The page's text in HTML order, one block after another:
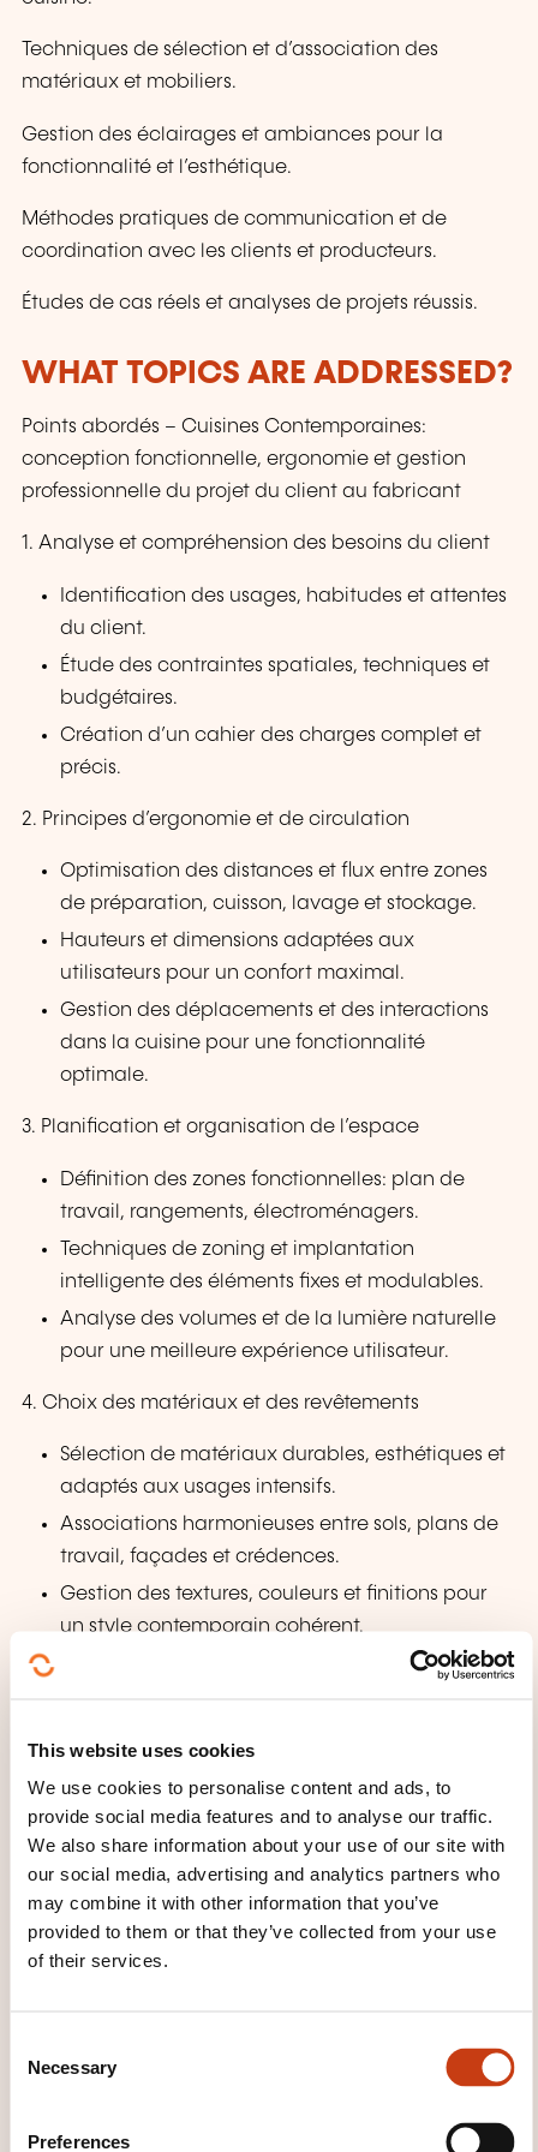
This website uses cookies
We use cookies to personalise content and ads, to
provide social media features and to analyse our traffic.
We also share information about your use of our site with
our social media, advertising and analytics partners who
may combine it with other information that you’ve
provided to them or that they’ve collected from your use
of their services.
Necessary
Preferences
Techniques de sélection et d’association des
matériaux et mobiliers.
Gestion des éclairages et ambiances pour la
fonctionnalité et l’esthétique.
Méthodes pratiques de communication et de
coordination avec les clients et producteurs.
Études de cas réels et analyses de projets réussis.
WHAT TOPICS ARE ADDRESSED?
Points abordés – Cuisines Contemporaines:
conception fonctionnelle, ergonomie et gestion
professionnelle du projet du client au fabricant
1. Analyse et compréhension des besoins du client
Identification des usages, habitudes et attentes
du client.
Étude des contraintes spatiales, techniques et
budgétaires.
Création d’un cahier des charges complet et
précis.
2. Principes d’ergonomie et de circulation
Optimisation des distances et flux entre zones
de préparation, cuisson, lavage et stockage.
Hauteurs et dimensions adaptées aux
utilisateurs pour un confort maximal.
Gestion des déplacements et des interactions
dans la cuisine pour une fonctionnalité
optimale.
3. Planification et organisation de l’espace
Définition des zones fonctionnelles: plan de
travail, rangements, électroménagers.
Techniques de zoning et implantation
intelligente des éléments fixes et modulables.
Analyse des volumes et de la lumière naturelle
pour une meilleure expérience utilisateur.
4. Choix des matériaux et des revêtements
Sélection de matériaux durables, esthétiques et
adaptés aux usages intensifs.
Associations harmonieuses entre sols, plans de
travail, façades et crédences.
Gestion des textures, couleurs et finitions pour
un style contemporain cohérent.
5. Éclairage et ambiances
scénographique.
Différents types de lumière: générale,
Intégration de solutions LED, encastrées et
modulables pour confort et esthétique.
6. Mobiliers, équipements et objets design **
Intégration des électroménagers dans le design
Mise en valeur d’éléments décoratifs et